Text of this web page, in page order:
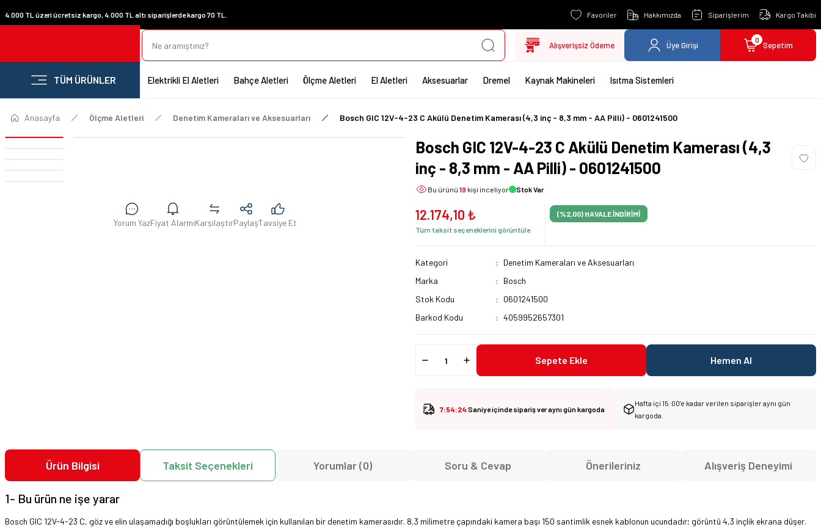
4.000 TL üzeri ücretsiz kargo, 4.000 TL altı siparişlerde kargo 70 TL. Favoriler Hakkımızda Siparişlerim Kargo Takibi
Alışverişsiz Ödeme Üye Girişi Sepetim
0
TÜM ÜRÜNLER Elektrikli El Aletleri Bahçe Aletleri Ölçme Aletleri El Aletleri Aksesuarlar Dremel Kaynak Makineleri Isıtma Sistemleri
Anasayfa Ölçme Aletleri Denetim Kameraları ve Aksesuarları Bosch GIC 12V-4-23 C Akülü Denetim Kamerası (4,3 inç - 8,3 mm - AA Pilli) - 0601241500
Yorum YazFiyat AlarmıKarşılaştırPaylaşTavsiye Et
Bosch GIC 12V-4-23 C Akülü Denetim Kamerası (4,3
inç - 8,3 mm - AA Pilli) - 0601241500
Bu ürünü 19 kişi inceliyor Stok Var
12.174,10 ₺
Tüm taksit seçeneklerini görüntüle
(%2,00) HAVALE İNDİRİMİ
Kategori
Denetim Kameraları ve Aksesuarları
Marka
Bosch
Stok Kodu
0601241500
Barkod Kodu
4059952657301
Sepete Ekle Hemen Al
7:54:22 Saniye içinde sipariş ver aynı gün kargoda
Hafta içi 15:00’e kadar verilen siparişler aynı gün
kargoda.
Ürün Bilgisi Taksit Seçenekleri Yorumlar (0) Soru & Cevap Önerileriniz Alışveriş Deneyimi
1- Bu ürün ne işe yarar
Bosch GIC 12V-4-23 C, göz ve elin ulaşamadığı boşlukları görüntülemek için kullanılan bir denetim kamerasıdır. 8,3 milimetre çapındaki kamera başı 150 santimlik esnek kablonun ucundadır; görüntü 4,3 inçlik ekrana düşer.